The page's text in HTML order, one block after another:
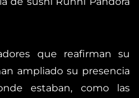
que reafirman su
ampliado su presencia
estaban, como las